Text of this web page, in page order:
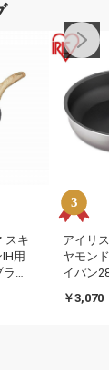
スキ
用
ッ
アイリ
ヤモン
イパン
理用品
￥3,070